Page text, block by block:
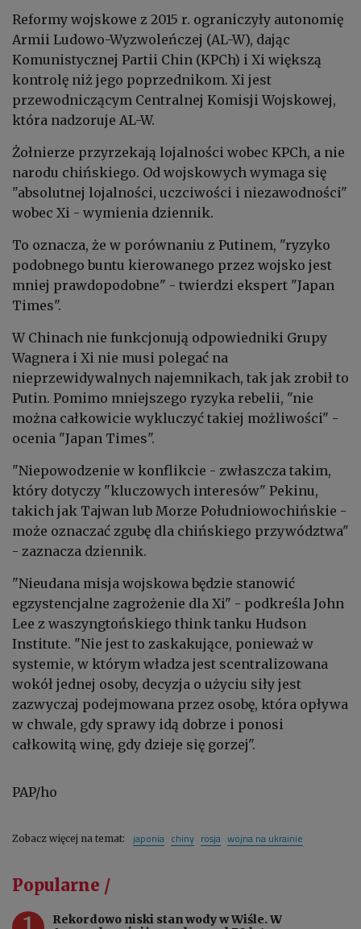
Reformy wojskowe z 2015 r. ograniczyły autonomię
Armii Ludowo-Wyzwoleńczej (AL-W), dając
Komunistycznej Partii Chin (KPCh) i Xi większą
kontrolę niż jego poprzednikom. Xi jest
przewodniczącym Centralnej Komisji Wojskowej,
która nadzoruje AL-W.
Żołnierze przyrzekają lojalności wobec KPCh, a nie
narodu chińskiego. Od wojskowych wymaga się
"absolutnej lojalności, uczciwości i niezawodności"
wobec Xi - wymienia dziennik.
To oznacza, że w porównaniu z Putinem, "ryzyko
podobnego buntu kierowanego przez wojsko jest
mniej prawdopodobne" - twierdzi ekspert "Japan
Times".
W Chinach nie funkcjonują odpowiedniki Grupy
Wagnera i Xi nie musi polegać na
nieprzewidywalnych najemnikach, tak jak zrobił to
Putin. Pomimo mniejszego ryzyka rebelii, "nie
można całkowicie wykluczyć takiej możliwości" -
ocenia "Japan Times".
"Niepowodzenie w konflikcie - zwłaszcza takim,
który dotyczy "kluczowych interesów" Pekinu,
takich jak Tajwan lub Morze Południowochińskie -
może oznaczać zgubę dla chińskiego przywództwa"
- zaznacza dziennik.
"Nieudana misja wojskowa będzie stanowić
egzystencjalne zagrożenie dla Xi" - podkreśla John
Lee z waszyngtońskiego think tanku Hudson
Institute. "Nie jest to zaskakujące, ponieważ w
systemie, w którym władza jest scentralizowana
wokół jednej osoby, decyzja o użyciu siły jest
zazwyczaj podejmowana przez osobę, która opływa
w chwale, gdy sprawy idą dobrze i ponosi
całkowitą winę, gdy dzieje się gorzej".
PAP/ho
Zobacz więcej na temat: japonia chiny rosja wojna na ukrainie
Popularne /
Rekordowo niski stan wody w Wiśle. W